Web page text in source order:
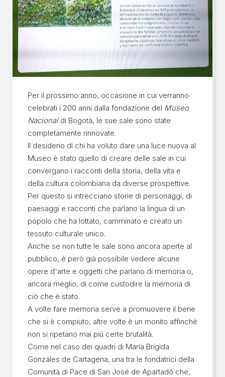
Per il prossimo anno, occasione in cui verranno
celebrati i 200 anni dalla fondazione del Museo
Nacionaldi Bogotà, le sue sale sono state
completamente rinnovate.
Il desiderio di chi ha voluto dare una luce nuova al
Museo è stato quello di creare delle sale in cui
convergano i racconti della storia, della vita e
della cultura colombiana da diverse prospettive.
Per questo si intrecciano storie di personaggi, di
paesaggi e racconti che parlano la lingua di un
popolo che ha lottato, camminato e creato un
tessuto culturale unico.
Anche se non tutte le sale sono ancora aperte al
pubblico, è però già possibile vedere alcune
opere d'arte e oggetti che parlano di memoria o,
ancora meglio, di come custodire la memoria di
ciò che è stato.
A volte fare memoria serve a promuovere il bene
che si è compiuto, altre volte è un monito affinché
non si ripetano mai più certe brutalità.
Come nel caso dei quadri di María Brígida
Gonzáles de Cartagena, una tra le fondatrici della
Comunità di Pace di San José de Apartadó che,